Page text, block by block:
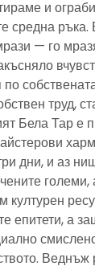
и
средна
— го
по
труд,
Бела Тар е
дни, и аз
големи,
културен
епитети, а
Веднъж